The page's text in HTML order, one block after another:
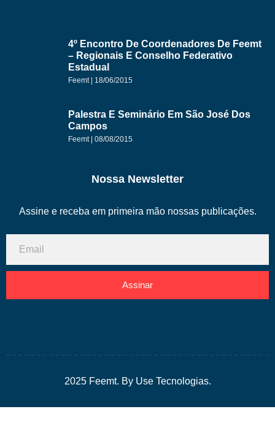
4º Encontro De Coordenadores De Feemt
– Regionais E Conselho Federativo
Estadual
Feemt 18/06/2015
Palestra E Seminário Em São José Dos
Campos
Feemt 08/08/2015
Nossa Newsletter
Assine e receba em primeira mão nossas publicações.
Assinar
2025 Feemt. By Use Tecnologias.